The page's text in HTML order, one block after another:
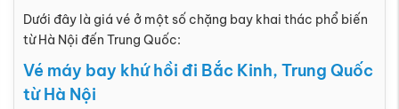
Dưới đây là giá vé ở một số chặng bay khai thác phổ biến
từ Hà Nội đến Trung Quốc:
Vé máy bay khứ hồi đi Bắc Kinh, Trung Quốc
từ Hà Nội